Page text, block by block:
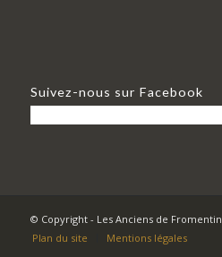
Suivez-nous sur Facebook
© Copyright - Les Anciens de Fromentin
Plan du site
Mentions légales